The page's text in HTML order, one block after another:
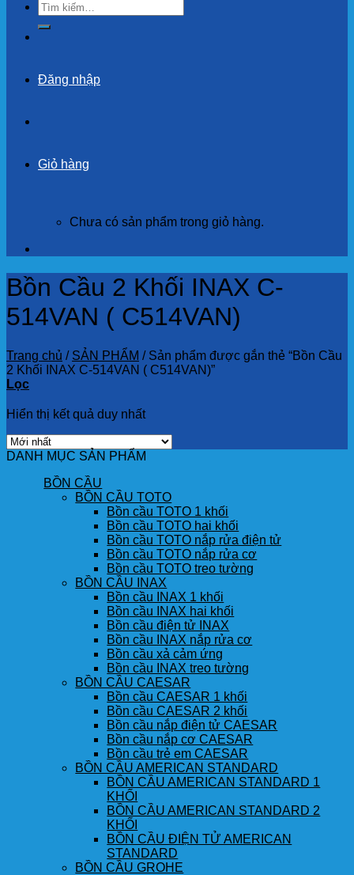
Tìm
kiếm:
Đăng nhập
Giỏ hàng
Chưa có sản phẩm trong giỏ hàng.
Bồn Cầu 2 Khối INAX C-
514VAN ( C514VAN)
Trang chủ / SẢN PHẨM /Sản phẩm được gắn thẻ “Bồn Cầu
2 Khối INAX C-514VAN ( C514VAN)”
Lọc
Hiển thị kết quả duy nhất
DANH MỤC SẢN PHẨM
BỒN CẦU
BỒN CẦU TOTO
Bồn cầu TOTO 1 khối
Bồn cầu TOTO hai khối
Bồn cầu TOTO nắp rửa điện tử
Bồn cầu TOTO nắp rửa cơ
Bồn cầu TOTO treo tường
BỒN CẦU INAX
Bồn cầu INAX 1 khối
Bồn cầu INAX hai khối
Bồn cầu điện tử INAX
Bồn cầu INAX nắp rửa cơ
Bồn cầu xả cảm ứng
Bồn cầu INAX treo tường
BỒN CẦU CAESAR
Bồn cầu CAESAR 1 khối
Bồn cầu CAESAR 2 khối
Bồn cầu nắp điện tử CAESAR
Bồn cầu nắp cơ CAESAR
Bồn cầu trẻ em CAESAR
BỒN CẦU AMERICAN STANDARD
BỒN CẦU AMERICAN STANDARD 1
KHỐI
BỒN CẦU AMERICAN STANDARD 2
KHỐI
BỒN CẦU ĐIỆN TỬ AMERICAN
STANDARD
BỒN CẦU GROHE